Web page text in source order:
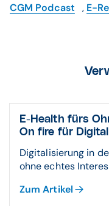
CGM Podcast , E-
E-Health fürs
On fire für
Digitalisierung in
ohne echtes
Zum Artikel